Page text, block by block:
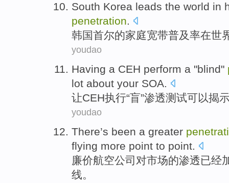
South Korea leads the world in
penetration.
韩国首尔的家庭宽带普及率在世
youdao
Having a CEH perform a "blind"
lot about your SOA.
让CEH执行“盲”渗透测试可以揭
youdao
There’s been a greater
flying more point to point.
廉价航空公司 对市场的渗透已经
线。